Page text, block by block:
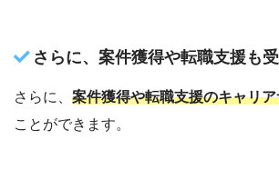
さらに、案件獲得や転職支援も
さらに、 案件獲得や転職支援のキャリ
ことができます。